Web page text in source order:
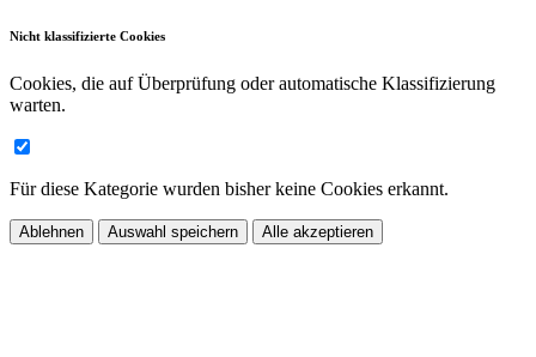
Nicht klassifizierte Cookies
Cookies, die auf Überprüfung oder automatische Klassifizierung
warten.
Für diese Kategorie wurden bisher keine Cookies erkannt.
Ablehnen Auswahl speichern Alle akzeptieren